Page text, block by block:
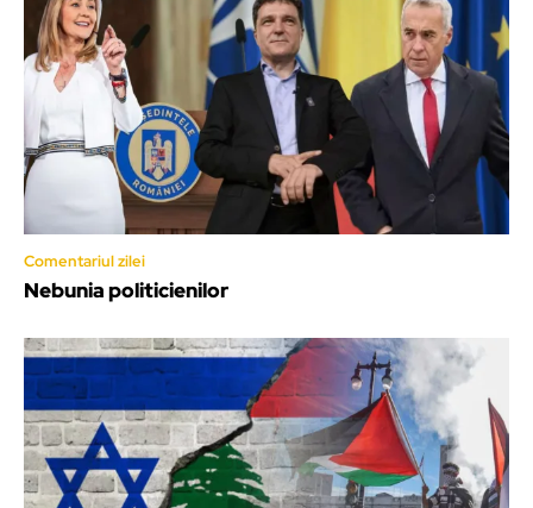
Comentariul zilei
Nebunia politicienilor